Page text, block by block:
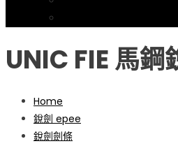
UNIC FIE 馬
Home
銳劍 epee
銳劍劍條